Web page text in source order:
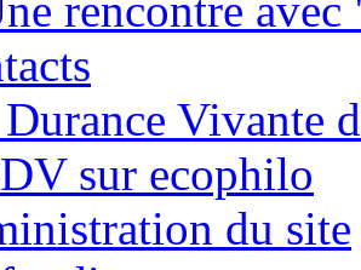
rencontre
Vivante
sur ecophilo
du site